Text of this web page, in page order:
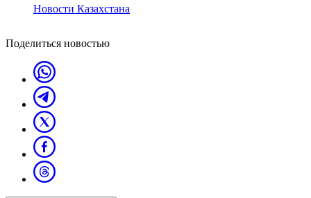
Новости Казахстана
Поделиться новостью